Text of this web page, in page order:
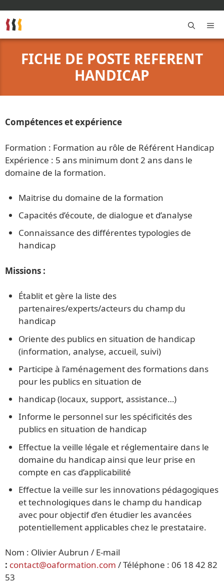
au
contenu
FICHE DE POSTE REFERENT
HANDICAP
Compétences et expérience
Formation : Formation au rôle de Référent Handicap
Expérience : 5 ans minimum dont 2 ans dans le
domaine de la formation.
Maitrise du domaine de la formation
Capacités d’écoute, de dialogue et d’analyse
Connaissance des différentes typologies de
handicap
Missions :
Établit et gère la liste des
partenaires/experts/acteurs du champ du
handicap
Oriente des publics en situation de handicap
(information, analyse, accueil, suivi)
Participe à l’aménagement des formations dans
pour les publics en situation de
handicap (locaux, support, assistance…)
Informe le personnel sur les spécificités des
publics en situation de handicap
Effectue la veille légale et réglementaire dans le
domaine du handicap ainsi que leur prise en
compte en cas d’applicabilité
Effectue la veille sur les innovations pédagogiques
et technologiques dans le champ du handicap
avec pour objectif d’en étudier les avancées
potentiellement applicables chez le prestataire.
Nom : Olivier Aubrun / E-mail
: contact@oaformation.com / Téléphone : 06 18 42 82
53